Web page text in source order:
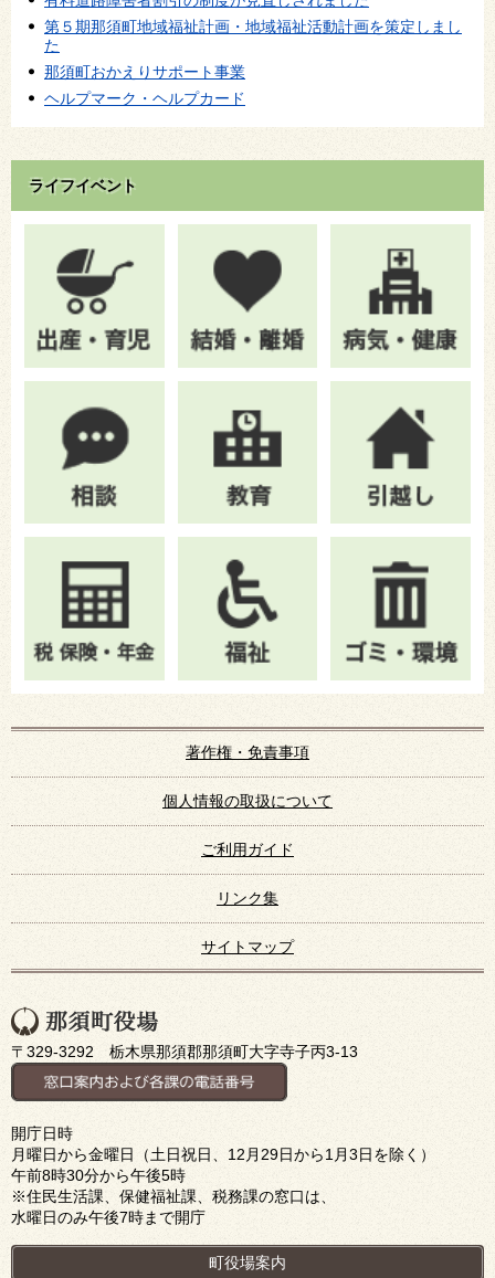
第５期那須町地域福祉計画・地域福祉活動計画を策定しまし
た
那須町おかえりサポート事業
ヘルプマーク・ヘルプカード
ライフイベント
著作権・免責事項
個人情報の取扱について
ご利用ガイド
リンク集
サイトマップ
〒329-3292 栃木県那須郡那須町大字寺子丙3-13
開庁日時
月曜日から金曜日（土日祝日、12月29日から1月3日を除く）
午前8時30分から午後5時
※住民生活課、保健福祉課、税務課の窓口は、
水曜日のみ午後7時まで開庁
町役場案内